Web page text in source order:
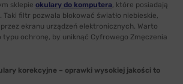
sklepie okulary do komputera, które posiadają
. Taki filtr pozwala blokować światło niebieskie,
ekranu urządzeń elektronicznych. Warto
typu ochronę, by uniknąć Cyfrowego Zmęczenia
korekcyjne – oprawki wysokiej jakości to